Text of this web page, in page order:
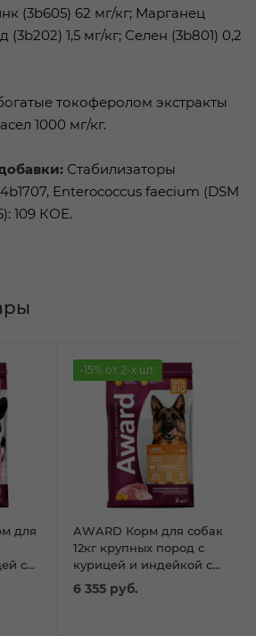
(3b605) 62 мг/кг; Марганец
(3b202) 1,5 мг/кг; Селен (3b801) 0,2
токоферолом экстракты
1000 мг/кг.
Стабилизаторы
Enterococcus faecium (DSM
109 КОЕ.
для
с
и
2к
-15% от 2-х шт.
AWARD Корм для собак
12кг крупных пород с
курицей и индейкой с
добавлением тыквы и
шиповника
6 355 руб.